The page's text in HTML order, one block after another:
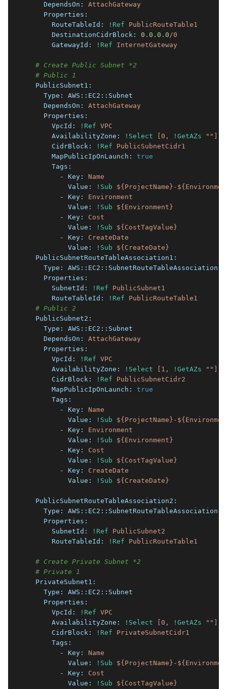
    DependsOn:
AttachGateway
    Properties:
      RouteTableId:
!Ref
PublicRouteTable1
      DestinationCidrBlock:
0.0 .0 .0/0
      GatewayId:
!Ref InternetGateway
# Create Public Subnet *2
# Public 1
  PublicSubnet1:
    Type:
AWS::EC2::Subnet
    DependsOn:
AttachGateway
    Properties:
      VpcId:
!Ref
VPC
      AvailabilityZone:
!Select [0, !GetAZs ""
      CidrBlock:
!Ref
PublicSubnetCidr1
      MapPublicIpOnLaunch:
true
      Tags:
        - Key:
Name
          Value:
!Sub
${ProjectName}-
        - Key:
Environment
          Value:
!Sub
${Environment}
        - Key:
Cost
          Value:
!Sub
${CostTagValue}
        - Key:
CreateDate
          Value:
!Sub
${CreateDate}
  PublicSubnetRouteTableAssociation1:
    Type:
AWS::EC2::SubnetRouteTableAssociation
    Properties:
      SubnetId:
!Ref
PublicSubnet1
      RouteTableId:
!Ref
PublicRouteTable1
# Public 2
  PublicSubnet2:
    Type:
AWS::EC2::Subnet
    DependsOn:
AttachGateway
    Properties:
      VpcId:
!Ref
VPC
      AvailabilityZone:
!Select [1, !GetAZs ""
      CidrBlock:
!Ref
PublicSubnetCidr2
      MapPublicIpOnLaunch:
true
      Tags:
        - Key:
Name
          Value:
!Sub
${ProjectName}-
        - Key:
Environment
          Value:
!Sub
${Environment}
        - Key:
Cost
          Value:
!Sub
${CostTagValue}
        - Key:
CreateDate
          Value:
!Sub ${CreateDate}
  PublicSubnetRouteTableAssociation2:
    Type:
AWS::EC2::SubnetRouteTableAssociation
    Properties:
      SubnetId:
!Ref
PublicSubnet2
      RouteTableId:
!Ref PublicRouteTable1
# Create Private Subnet *2
# Private 1
  PrivateSubnet1:
    Type:
AWS::EC2::Subnet
    Properties:
      VpcId:
!Ref
VPC
      AvailabilityZone:
!Select [0, !GetAZs ""
      CidrBlock:
!Ref
PrivateSubnetCidr1
      Tags:
        - Key:
Name
          Value:
!Sub
${ProjectName}-
        - Key:
Cost
          Value:
!Sub
${CostTagValue}